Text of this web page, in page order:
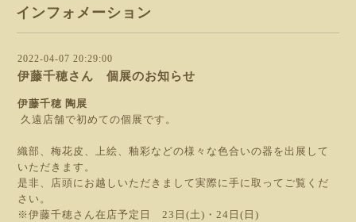
インフォメーション
2022-04-07 20:29:00
伊藤千穂さん 個展のお知らせ
伊藤千穂 陶展
久遠店舗で初めての個展です。
織部、梅花皮、上絵、釉彩などの様々な色合いの器を出展して
いただきます。
是非、店頭にお越しいただきまして実際に手に取ってご覧くだ
さい。
※伊藤千穂さん在店予定日 23日(土)・24日(日)